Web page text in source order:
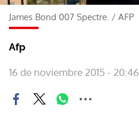
James Bond 007 Spectre. / AFP
Afp
16 de noviembre 2015 - 20:46